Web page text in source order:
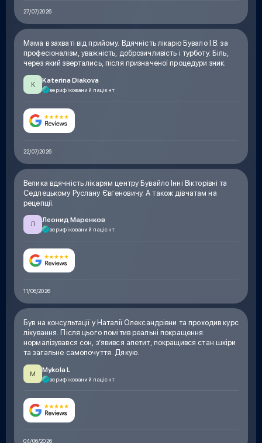
27/07/2026
Мама в захваті від прийому. Вдячність лікарю Бувало І.В. за
професіоналізм, уважність, доброзичливість і турботу. Біль,
через який звертались, після призначеної процедури зник.
K
Katerina Diakova
верифікований пацієнт
22/07/2026
Велика вдячність лікарям центру Бувайло Інні Вікторівні та
Седлецькому Руслану Євгеновичу. А також дівчатам на
рецепції.
Л
Леонид Маренков
верифікований пацієнт
11/06/2026
Був на консультації у Наталії Олександрівни та проходив курс
лікування. Після цього помітив реальні покращення:
нормалізувався сон, з’явився апетит, покращився стан шкіри
та загальне самопочуття. Дякую.
M
Mykola L
верифікований пацієнт
04/06/2026